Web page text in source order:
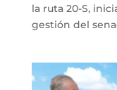
la ruta 20-S,
gestión del